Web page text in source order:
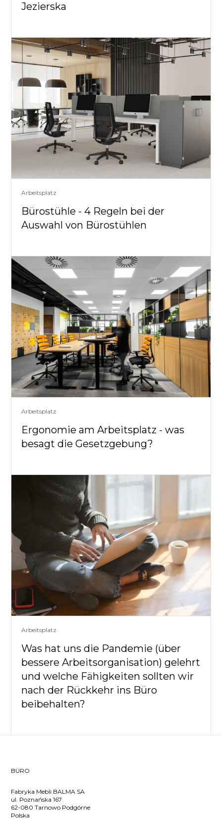
Jezierska
Arbeitsplatz
Bürostühle - 4 Regeln bei der
Auswahl von Bürostühlen
Arbeitsplatz
Ergonomie am Arbeitsplatz - was
besagt die Gesetzgebung?
Arbeitsplatz
Was hat uns die Pandemie (über
bessere Arbeitsorganisation) gelehrt
und welche Fähigkeiten sollten wir
nach der Rückkehr ins Büro
beibehalten?
BÜRO
Fabryka Mebli BALMA SA
ul. Poznańska 167
62-080 Tarnowo Podgórne
Polska